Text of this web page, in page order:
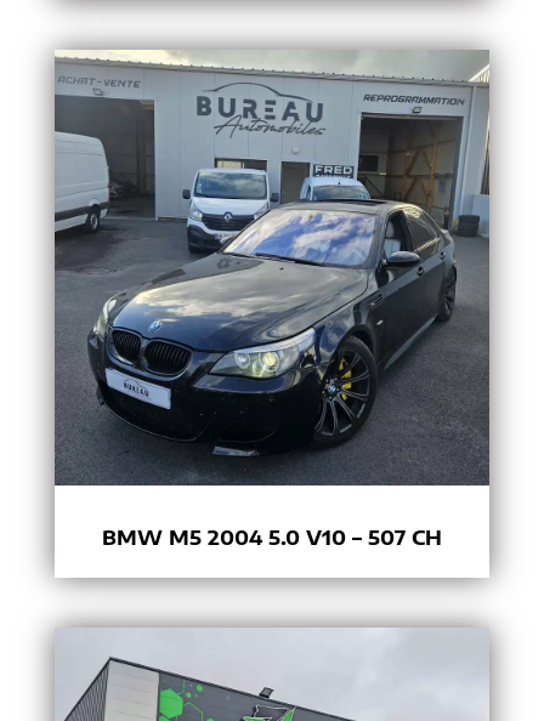
BMW M5 2004 5.0 V10 – 507 CH